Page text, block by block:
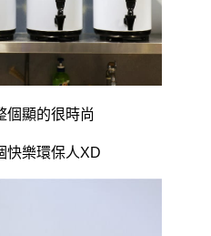
個顯的很時尚
快樂環保人XD